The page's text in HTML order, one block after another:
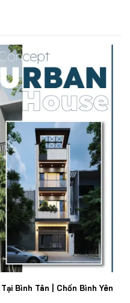
Bình Tân | Chốn Bình Yên